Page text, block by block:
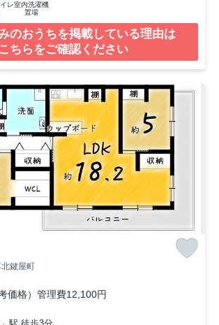
レ室内洗濯機
置場
のおうちを掲載している理由は
こちらをご確認ください
鍵屋町
価格） 管理費12,100円